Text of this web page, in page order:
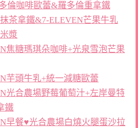
倫咖啡歐蕾&羅多倫重拿鐵
茶拿鐵&7-ELEVEN芒果牛乳
漿
焦糖瑪琪朵咖啡+光泉雪泡芒果
芋頭牛乳+統一減糖歐蕾
光合農場野莓葡萄汁+左岸曼特
鐵
早餐♥光合農場白燒火腿蛋沙拉